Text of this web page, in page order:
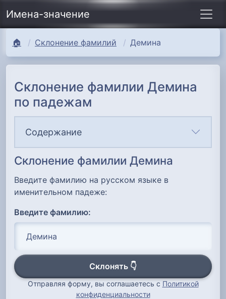
Имена-значение
🏠 Склонение фамилий Демина
Склонение фамилии Демина
по падежам
Содержание
Склонение фамилии Демина
Введите фамилию на русском языке в
именительном падеже:
Введите фамилию:
Склонять 👇
Отправляя форму, вы соглашаетесь с Политикой
конфиденциальности